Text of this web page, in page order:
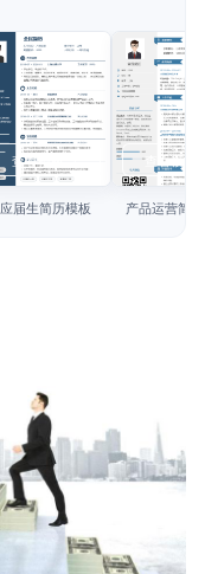
查看模板
应届生简历模板
查看模板
产品运营简